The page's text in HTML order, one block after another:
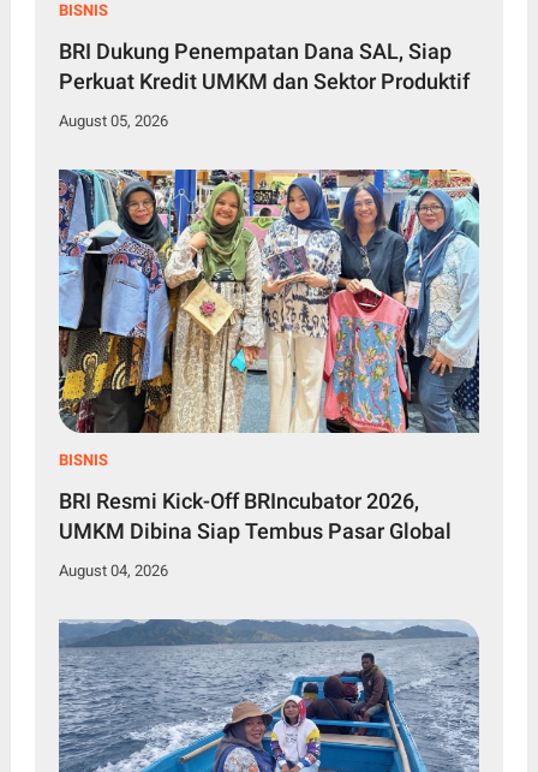
BISNIS
BRI Dukung Penempatan Dana SAL, Siap
Perkuat Kredit UMKM dan Sektor Produktif
August 05, 2026
BISNIS
BRI Resmi Kick-Off BRIncubator 2026,
UMKM Dibina Siap Tembus Pasar Global
August 04, 2026